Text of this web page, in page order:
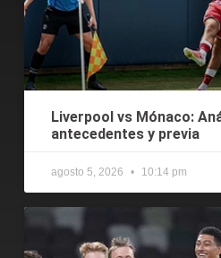
Liverpool vs Mónaco:
antecedentes y previa
agosto 5, 2026 10:14 pm